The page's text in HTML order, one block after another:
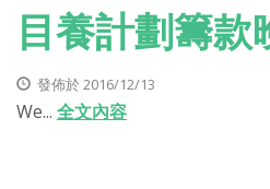
目養計劃‎籌款
發佈於 2016/12/13
We... 全文內容